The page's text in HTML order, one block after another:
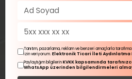
Tanıtım, pazarlama, reklam ve benzeri amaçlarla
izin veriyorum.Elektronik Ticari İleti Aydınlatma
Paylaştığım bilgilerinKVKK kapsamında
WhatsApp üzerinden bilgilendirmeleri